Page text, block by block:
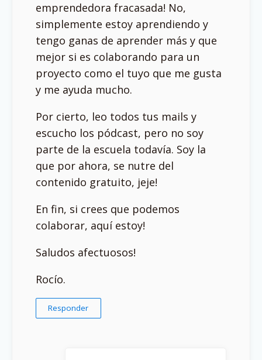
emprendedora fracasada! No,
simplemente estoy aprendiendo y
tengo ganas de aprender más y que
mejor si es colaborando para un
proyecto como el tuyo que me gusta
y me ayuda mucho.
Por cierto, leo todos tus mails y
escucho los pódcast, pero no soy
parte de la escuela todavía. Soy la
que por ahora, se nutre del
contenido gratuito, jeje!
En fin, si crees que podemos
colaborar, aquí estoy!
Saludos afectuosos!
Rocío.
Responder